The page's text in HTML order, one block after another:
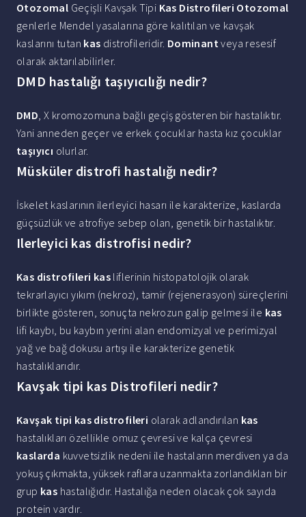
Otozomal Geçişli Kavşak Tipi Kas Distrofileri Otozomal
genlerle Mendel yasalarına göre kalıtılan ve kavşak
kaslarını tutan kas distrofileridir. Dominantveya resesif
olarak aktarılabilirler.
DMD hastalığı taşıyıcılığı nedir?
DMD, X kromozomuna bağlı geçiş gösteren bir hastalıktır.
Yani anneden geçer ve erkek çocuklar hasta kız çocuklar
taşıyıcı olurlar.
Müsküler distrofi hastalığı nedir?
İskelet kaslarının ilerleyici hasarı ile karakterize, kaslarda
güçsüzlük ve atrofiye sebep olan, genetik bir hastalıktır.
Ilerleyici kas distrofisi nedir?
Kas distrofileri kas liflerinin histopatolojik olarak
tekrarlayıcı yıkım (nekroz), tamir (rejenerasyon) süreçlerini
birlikte gösteren, sonuçta nekrozun galip gelmesi ile kas
lifi kaybı, bu kaybın yerini alan endomizyal ve perimizyal
yağ ve bağ dokusu artışı ile karakterize genetik
hastalıklarıdır.
Kavşak tipi kas Distrofileri nedir?
Kavşak tipi kas distrofileri olarak adlandırılan kas
hastalıkları özellikle omuz çevresi ve kalça çevresi
kaslarda kuvvetsizlik nedeni ile hastaların merdiven ya da
yokuş çıkmakta, yüksek raflara uzanmakta zorlandıkları bir
grup kas hastalığıdır. Hastalığa neden olacak çok sayıda
protein vardır.